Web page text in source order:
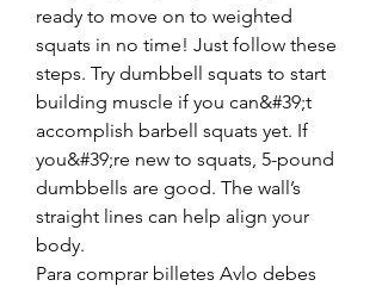
ready to move on to weighted
squats in no time! Just follow these
steps. Try dumbbell squats to start
building muscle if you can&#39;t
accomplish barbell squats yet. If
you&#39;re new to squats, 5-pound
dumbbells are good. The wall’s
straight lines can help align your
body.
Para comprar billetes Avlo debes